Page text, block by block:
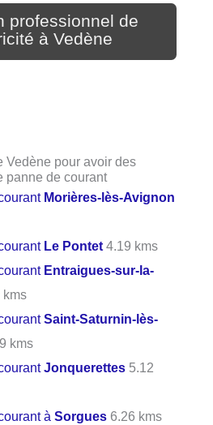
professionnel de
à Vedène
Vedène pour avoir des
panne de courant
Morières-lès-Avignon
Le Pontet 4.19 kms
Entraigues-sur-la-
kms
Saint-Saturnin-lès-
kms
Jonquerettes 5.12
àSorgues 6.26 kms